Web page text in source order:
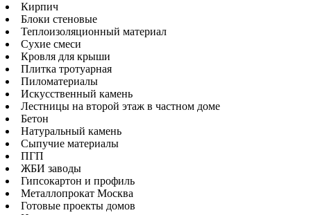
Кирпич
Блоки стеновые
Теплоизоляционный материал
Сухие смеси
Кровля для крыши
Плитка тротуарная
Пиломатериалы
Искусственный камень
Лестницы на второй этаж в частном доме
Бетон
Натуральный камень
Сыпучие материалы
ПГП
ЖБИ заводы
Гипсокартон и профиль
Металлопрокат Москва
Готовые проекты домов